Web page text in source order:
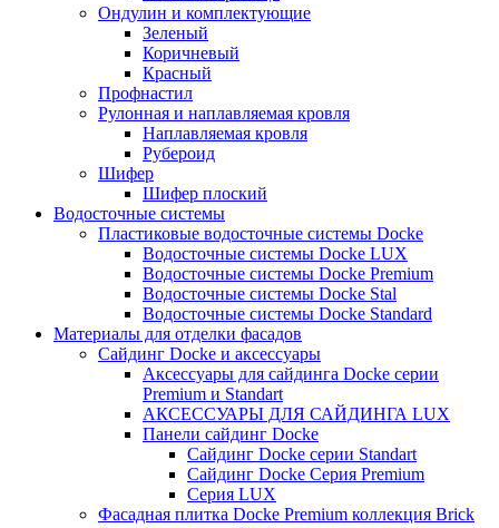
Ондулин и комплектующие
Зеленый
Коричневый
Красный
Профнастил
Рулонная и наплавляемая кровля
Наплавляемая кровля
Рубероид
Шифер
Шифер плоский
Водосточные системы
Пластиковые водосточные системы Docke
Водосточные системы Docke LUX
Водосточные системы Docke Premium
Водосточные системы Docke Stal
Водосточные системы Docke Standard
Материалы для отделки фасадов
Сайдинг Docke и аксессуары
Аксессуары для сайдинга Docke серии
Premium и Standart
АКСЕССУАРЫ ДЛЯ САЙДИНГА LUX
Панели сайдинг Docke
Cайдинг Docke серии Standart
Сайдинг Docke Серия Premium
Серия LUX
Фасадная плитка Docke Premium коллекция Brick